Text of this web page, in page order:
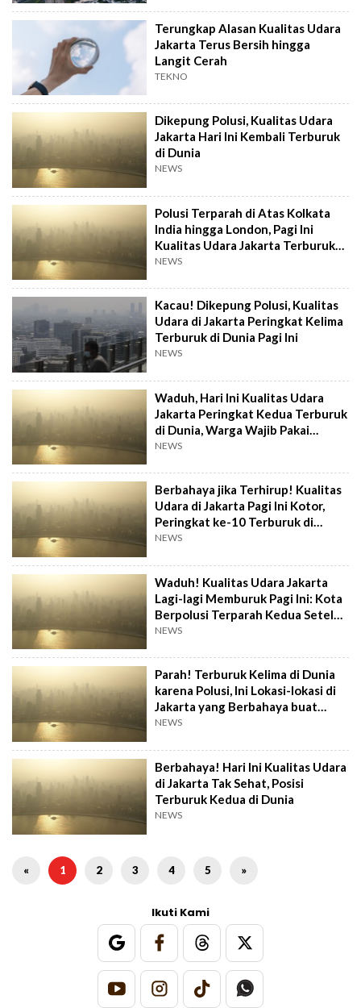
Terungkap Alasan Kualitas Udara
Jakarta Terus Bersih hingga
Langit Cerah
TEKNO
Dikepung Polusi, Kualitas Udara
Jakarta Hari Ini Kembali Terburuk
di Dunia
NEWS
Polusi Terparah di Atas Kolkata
India hingga London, Pagi Ini
Kualitas Udara Jakarta Terburuk
Ketiga di Dunia
NEWS
Kacau! Dikepung Polusi, Kualitas
Udara di Jakarta Peringkat Kelima
Terburuk di Dunia Pagi Ini
NEWS
Waduh, Hari Ini Kualitas Udara
Jakarta Peringkat Kedua Terburuk
di Dunia, Warga Wajib Pakai
Masker!
NEWS
Berbahaya jika Terhirup! Kualitas
Udara di Jakarta Pagi Ini Kotor,
Peringkat ke-10 Terburuk di
Dunia
NEWS
Waduh! Kualitas Udara Jakarta
Lagi-lagi Memburuk Pagi Ini: Kota
Berpolusi Terparah Kedua Setelah
Tangerang
NEWS
Parah! Terburuk Kelima di Dunia
karena Polusi, Ini Lokasi-lokasi di
Jakarta yang Berbahaya buat
Kesehatan
NEWS
Berbahaya! Hari Ini Kualitas Udara
di Jakarta Tak Sehat, Posisi
Terburuk Kedua di Dunia
NEWS
« 1 2 3 4 5 »
Ikuti Kami